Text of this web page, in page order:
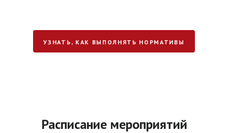
УЗНАТЬ, КАК ВЫПОЛНЯТЬ НОРМАТИВЫ
Расписание мероприятий